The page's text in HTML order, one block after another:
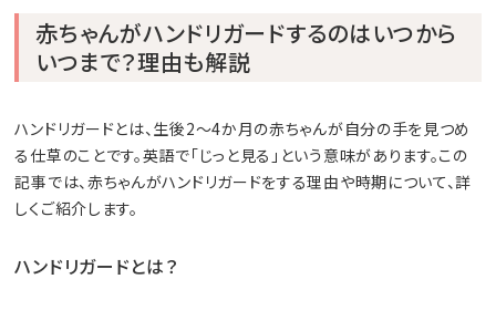
赤ちゃんがハンドリガードするのはいつから
いつまで？理由も解説
ハンドリガードとは、生後2〜4か月の赤ちゃんが自分の手を見つめ
る仕草のことです。英語で「じっと見る」という意味があります。この
記事では、赤ちゃんがハンドリガードをする理由や時期について、詳
しくご紹介します。
ハンドリガードとは？